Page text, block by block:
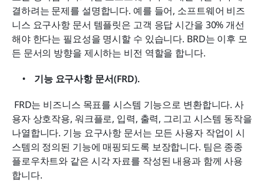
결하려는 문제를 설명합니다. 예를 들어, 소프트웨어 비즈
니스 요구사항 문서 템플릿은 고객 응답 시간을 30% 개선
해야 한다는 필요성을 명시할 수 있습니다. BRD는 이후 모
든 문서의 방향을 제시하는 비전 역할을 합니다.
기능 요구사항 문서(FRD).
용자 상호작용, 워크플로, 입력, 출력, 그리고 시스템 동작을
나열합니다. 기능 요구사항 문서는 모든 사용자 작업이 시
스템의 정의된 기능에 매핑되도록 보장합니다. 팀은 종종
플로우차트와 같은 시각 자료를 작성된 내용과 함께 사용
합니다.